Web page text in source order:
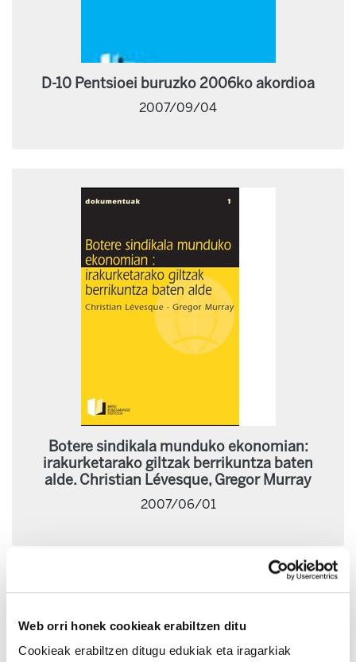
Web orri honek cookieak erabiltzen ditu
Cookieak erabiltzen ditugu edukiak eta iragarkiak
D-10 Pentsioei buruzko 2006ko akordioa
2007/09/04
Botere sindikala munduko ekonomian:
irakurketarako giltzak berrikuntza baten
alde. Christian Lévesque, Gregor Murray
2007/06/01